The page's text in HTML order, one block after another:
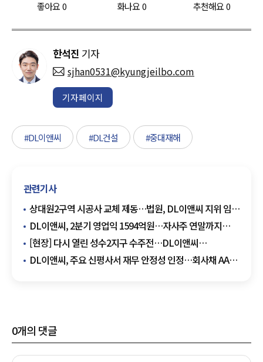
좋아요0 화나요0 추천해요 0
한석진 기자
sjhan0531@kyungjeilbo.com
기자페이지
#DL이앤씨 #DL건설 #중대재해
관련기사
상대원2구역 시공사 교체 제동…법원, DL이앤씨 지위 임시
인정
DL이앤씨, 2분기 영업익 1594억원…자사주 연말까지
555억원 매입
[현장] 다시 열린 성수2지구 수주전…DL이앤씨
·IPARK현산 현장설명회 참석
DL이앤씨, 주요 신평사서 재무 안정성 인정…회사채 AA-·
0개의 댓글